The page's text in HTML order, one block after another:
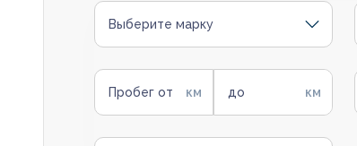
Выберите марку
Пробег от до